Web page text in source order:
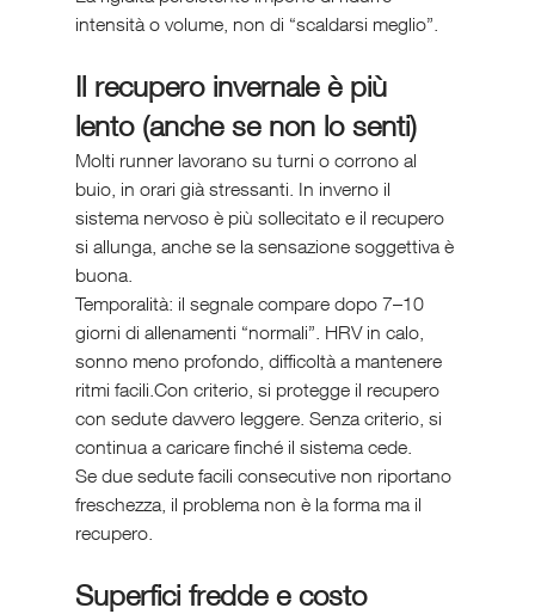
intensità o volume, non di “scaldarsi meglio”.
Il recupero invernale è più
lento (anche se non lo senti)
Molti runner lavorano su turni o corrono al
buio, in orari già stressanti. In inverno il
sistema nervoso è più sollecitato e il recupero
si allunga, anche se la sensazione soggettiva è
buona.
Temporalità: il segnale compare dopo 7–10
giorni di allenamenti “normali”. HRV in calo,
sonno meno profondo, difficoltà a mantenere
ritmi facili.Con criterio, si protegge il recupero
con sedute davvero leggere. Senza criterio, si
continua a caricare finché il sistema cede.
Se due sedute facili consecutive non riportano
freschezza, il problema non è la forma ma il
recupero.
Superfici fredde e costo